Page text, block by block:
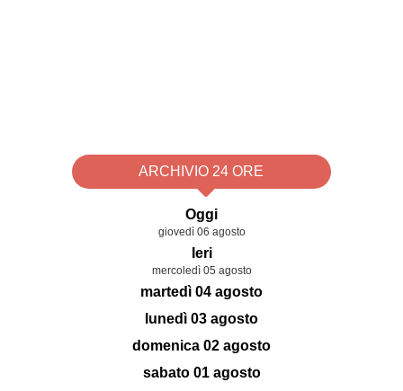
ARCHIVIO 24 ORE
Oggi
giovedì 06 agosto
Ieri
mercoledì 05 agosto
martedì 04 agosto
lunedì 03 agosto
domenica 02 agosto
sabato 01 agosto